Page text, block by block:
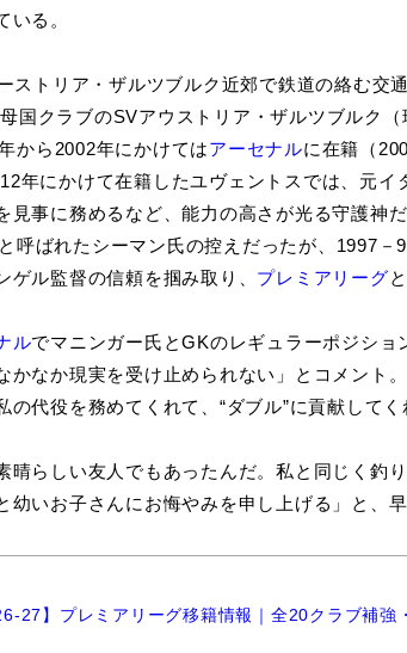
いる。
トリア・ザルツブルク近郊で鉄道の絡む交
国クラブのSVアウストリア・ザルツブルク
から2002年にかけてはアーセナルに在籍（
年にかけて在籍したユヴェントスでは、元イ
見事に務めるなど、能力の高さが光る守護神だ
呼ばれたシーマン氏の控えだったが、1997
ル監督の信頼を掴み取り、 プレミアリーグ
ルでマニンガー氏とGKのレギュラーポジシ
かなか現実を受け止められない」とコメント
代役を務めてくれて、“ダブル”に貢献して
らしい友人でもあったんだ。私と同じく釣
幼いお子さんにお悔やみを申し上げる」と、早
27】プレミアリーグ移籍情報｜全20クラブ補強